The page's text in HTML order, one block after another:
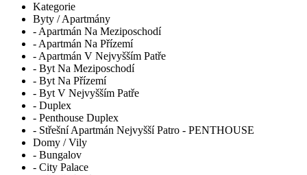
Kategorie
Byty / Apartmány
- Apartmán Na Meziposchodí
- Apartmán Na Přízemí
- Apartmán V Nejvyšším Patře
- Byt Na Meziposchodí
- Byt Na Přízemí
- Byt V Nejvyšším Patře
- Duplex
- Penthouse Duplex
- Střešní Apartmán Nejvyšší Patro - PENTHOUSE
Domy / Vily
- Bungalov
- City Palace